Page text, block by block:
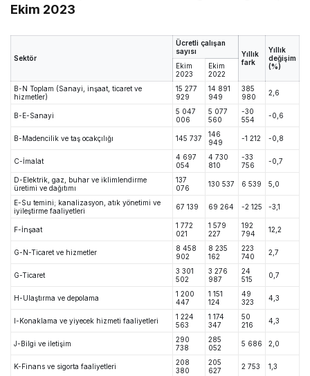
Ekim 2023
Sektör
Ücretli çalışan
sayısı
Yıllık
fark
Yıllık
değişim
(%)
Ekim
2023
Ekim
2022
B-N Toplam (Sanayi, inşaat, ticaret ve
hizmetler)
15 277
929
14 891
949
385
980
2,6
B-E-Sanayi
5 047
006
5 077
560
-30
554
-0,6
B-Madencilik ve taş ocakçılığı 145 737
146
949
-1 212 -0,8
C-İmalat
4 697
054
4 730
810
-33
756
-0,7
D-Elektrik, gaz, buhar ve iklimlendirme
üretimi ve dağıtımı
137
076
130 537 6 539 5,0
E-Su temini; kanalizasyon, atık yönetimi ve
iyileştirme faaliyetleri
67 139 69 264 -2 125 -3,1
F-İnşaat
1 772
021
1 579
227
192
794
12,2
G-N-Ticaret ve hizmetler
8 458
902
8 235
162
223
740
2,7
G-Ticaret
3 301
502
3 276
987
24
515
0,7
H-Ulaştırma ve depolama
1 200
447
1 151
124
49
323
4,3
I-Konaklama ve yiyecek hizmeti faaliyetleri
1 224
563
1 174
347
50
216
4,3
J-Bilgi ve iletişim
290
738
285
052
5 686 2,0
K-Finans ve sigorta faaliyetleri
208
380
205
627
2 753 1,3